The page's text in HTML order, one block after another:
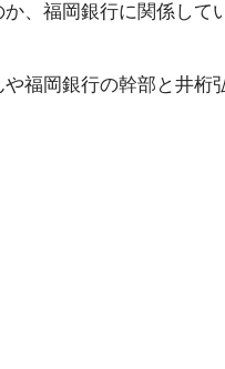
、福岡銀行に関係し
福岡銀行の幹部と井桁